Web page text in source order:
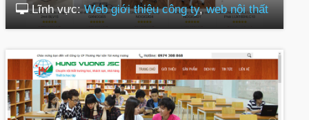
Lĩnh vực:Web giới thiệu công ty,web nội thất